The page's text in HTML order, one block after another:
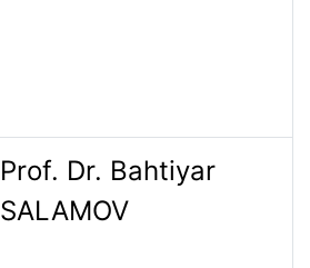
Prof. Dr. Bahtiyar
SALAMOV